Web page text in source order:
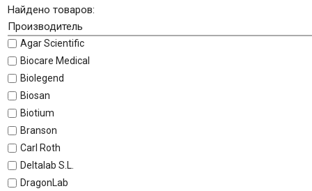
Найдено товаров:
Производитель
Agar Scientific
Biocare Medical
Biolegend
Biosan
Biotium
Branson
Carl Roth
Deltalab S.L.
DragonLab